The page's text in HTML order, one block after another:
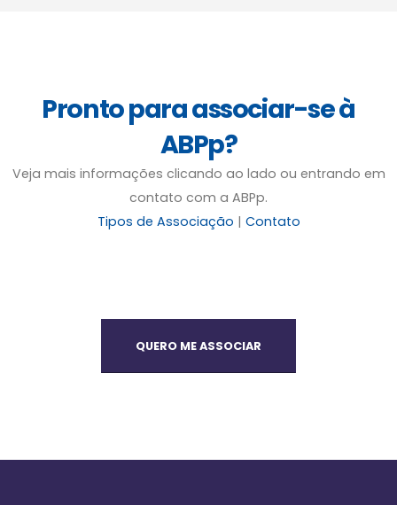
Pronto para associar-se à
ABPp?
Veja mais informações clicando ao lado ou entrando em
contato com a ABPp.
Tipos de Associação | Contato
QUERO ME ASSOCIAR